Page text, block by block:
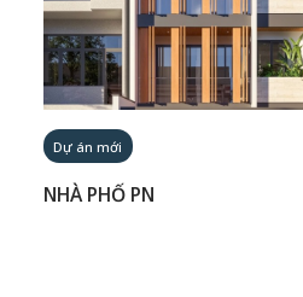
Dự án mới
NHÀ PHỐ PN